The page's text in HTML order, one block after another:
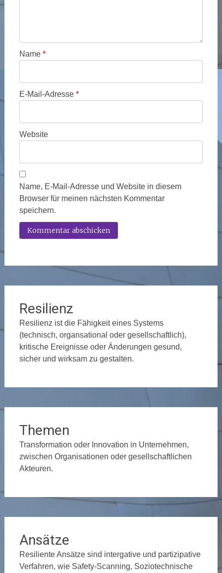
Name *
E-Mail-Adresse *
Website
Name, E-Mail-Adresse und Website in diesem
Browser für meinen nächsten Kommentar
speichern.
Resilienz
Resilienz ist die Fähigkeit eines Systems
(technisch, organsational oder gesellschaftlich),
kritische Ereignisse oder Änderungen gesund,
sicher und wirksam zu gestalten.
Themen
Transformation oder Innovation in Unternehmen,
zwischen Organisationen oder gesellschaftlichen
Akteuren.
Ansätze
Resiliente Ansätze sind intergative und partizipative
Verfahren, wie Safety-Scanning, Soziotechnische